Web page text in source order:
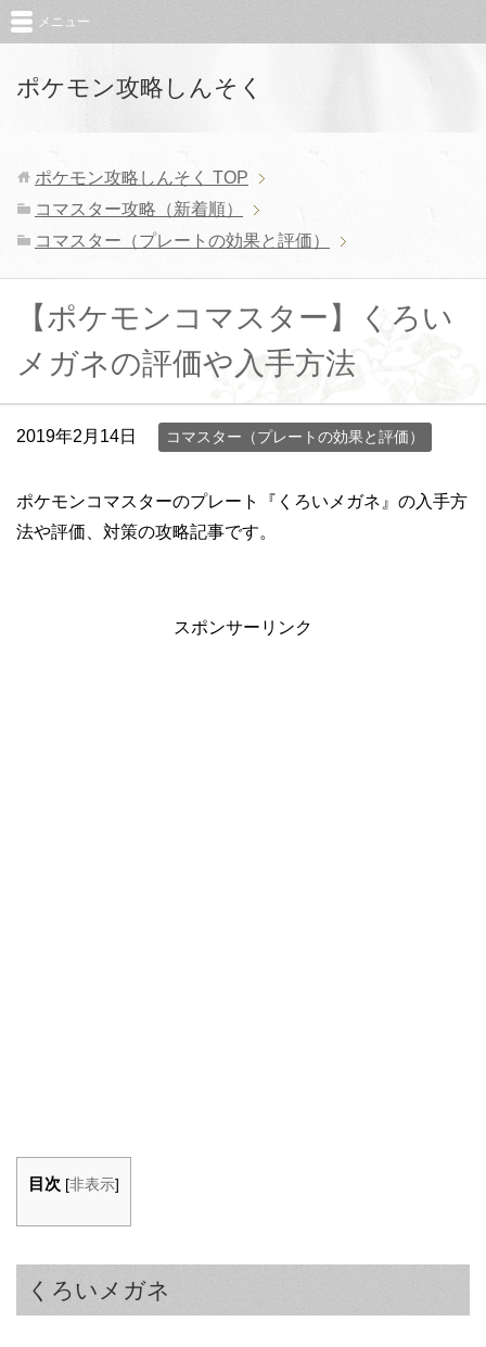
ポケモン攻略しんそく
メニュー
ポケモン攻略しんそく TOP
コマスター攻略（新着順）
コマスター（プレートの効果と評価）
【ポケモンコマスター】くろい
メガネの評価や入手方法
2019年2月14日 コマスター（プレートの効果と評価）
ポケモンコマスターのプレート『くろいメガネ』の入手方
法や評価、対策の攻略記事です。
スポンサーリンク
目次 [非表示]
くろいメガネ